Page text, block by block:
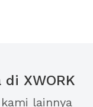
XWORK
lainnya